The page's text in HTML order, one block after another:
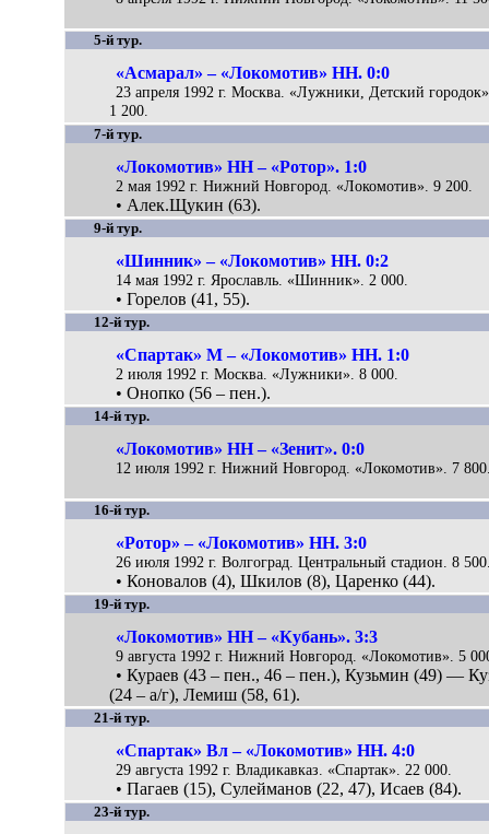
5-й тур.
«Асмарал» – «Локомотив» НН. 0:0
23 апреля 1992 г. Москва. «Лужники, Детский
1 200.
7-й тур.
«Локомотив» НН – «Ротор». 1:0
2 мая 1992 г. Нижний Новгород. «Локомотив». 9 200.
• Алек.Щукин (63).
9-й тур.
«Шинник» – «Локомотив» НН. 0:2
14 мая 1992 г. Ярославль. «Шинник». 2 000.
• Горелов (41, 55).
12-й тур.
«Спартак» М – «Локомотив» НН. 1:0
2 июля 1992 г. Москва. «Лужники». 8 000.
• Онопко (56 – пен.).
14-й тур.
«Локомотив» НН – «Зенит». 0:0
12 июля 1992 г. Нижний Новгород. «Локомотив». 7
16-й тур.
«Ротор» – «Локомотив» НН. 3:0
26 июля 1992 г. Волгоград. Центральный стадион. 8
• Коновалов (4), Шкилов (8), Царенко (44).
19-й тур.
«Локомотив» НН – «Кубань». 3:3
9 августа 1992 г. Нижний Новгород. «Локомотив». 5
• Кураев (43 – пен., 46 – пен.), Кузьмин (49) —
(24 – а/г), Лемиш (58, 61).
21-й тур.
«Спартак» Вл – «Локомотив» НН. 4:0
29 августа 1992 г. Владикавказ. «Спартак». 22 000.
• Пагаев (15), Сулейманов (22, 47), Исаев (84).
23-й тур.